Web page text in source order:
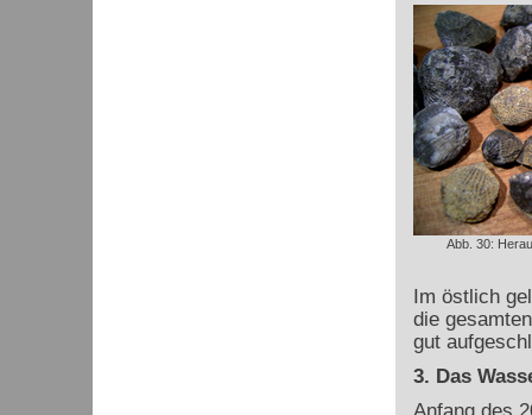
Abb. 30:
Im östlich
die
gut
3. Das